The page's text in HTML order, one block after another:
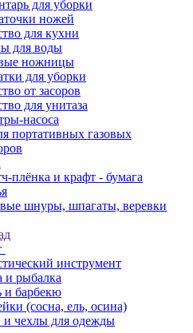
для уборки
ножей
для кухни
для воды
ножницы
для уборки
от засоров
для унитаза
насоса
портативных газовых
плёнка и крафт - бумага
шнуры, шпагаты, веревки
инструмент
и рыбалка
и барбекю
(сосна, ель, осина)
чехлы для одежды